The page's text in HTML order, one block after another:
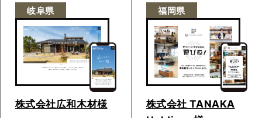
岐阜県
株式会社広和木材様
福岡県
株式会社 TANAKA